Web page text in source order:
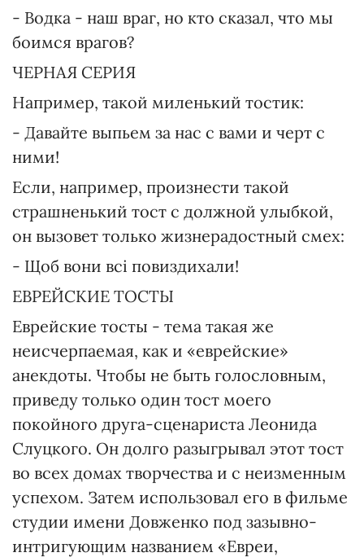
- Водка - наш враг, но кто сказал, что мы
боимся врагов?
ЧЕРНАЯ СЕРИЯ
Например, такой миленький тостик:
- Давайте выпьем за нас с вами и черт с
ними!
Если, например, произнести такой
страшненький тост с должной улыбкой,
он вызовет только жизнерадостный смех:
- Щоб вони всі повиздихали!
ЕВРЕЙСКИЕ ТОСТЫ
Еврейские тосты - тема такая же
неисчерпаемая, как и «еврейские»
анекдоты. Чтобы не быть голословным,
приведу только один тост моего
покойного друга-сценариста Леонида
Слуцкого. Он долго разыгрывал этот тост
во всех домах творчества и с неизменным
успехом. Затем использовал его в фильме
студии имени Довженко под зазывно-
интригующим названием «Евреи,